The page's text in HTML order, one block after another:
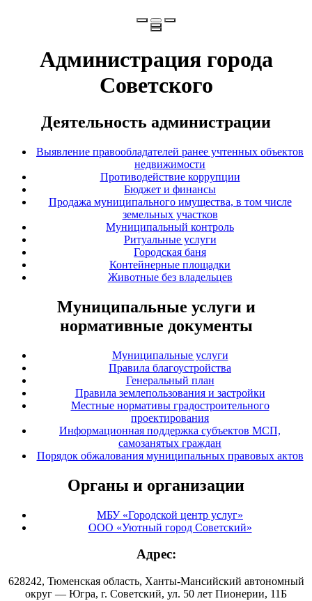
Администрация города
Советского
Деятельность администрации
Выявление правообладателей ранее учтенных объектов
недвижимости
Противодействие коррупции
Бюджет и финансы
Продажа муниципального имущества, в том числе
земельных участков
Муниципальный контроль
Ритуальные услуги
Городская баня
Контейнерные площадки
Животные без владельцев
Муниципальные услуги и
нормативные документы
Муниципальные услуги
Правила благоустройства
Генеральный план
Правила землепользования и застройки
Местные нормативы градостроительного
проектирования
Информационная поддержка субъектов МСП,
самозанятых граждан
Порядок обжалования муниципальных правовых актов
Органы и организации
МБУ «Городской центр услуг»
ООО «Уютный город Советский»
Адрес:
628242, Тюменская область, Ханты-Мансийский автономный
округ — Югра, г. Советский, ул. 50 лет Пионерии, 11Б